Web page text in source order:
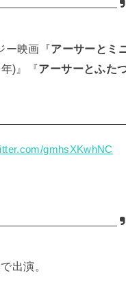
ー映画『アーサーとミ
)』『アーサーとふた
gmhsXKwhNC
出演。